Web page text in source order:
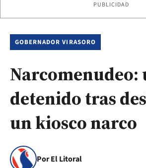
PUBLICIDAD
GOBERNADOR VIRASORO
Narcomenudeo:
detenido tras
un kiosco narco
Por El Litoral